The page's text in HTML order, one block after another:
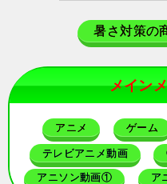
暑さ対策の
メイン
アニメ ゲーム
テレビアニメ動画
アニソン動画① ア